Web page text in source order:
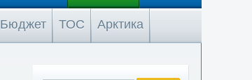
Бюджет ТОС Арктика